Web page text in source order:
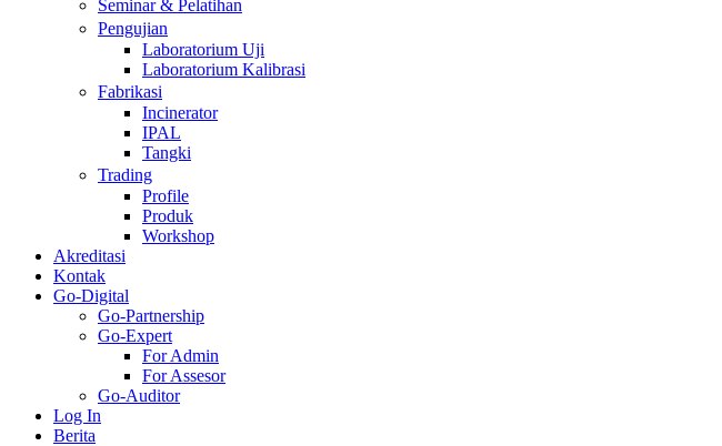
Seminar & Pelatihan
Pengujian
Laboratorium Uji
Laboratorium Kalibrasi
Fabrikasi
Incinerator
IPAL
Tangki
Trading
Profile
Produk
Workshop
Akreditasi
Kontak
Go-Digital
Go-Partnership
Go-Expert
For Admin
For Assesor
Go-Auditor
Log In
Berita